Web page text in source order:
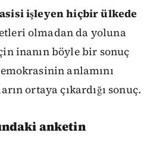
işleyen hiçbir ülkede
olmadan da yoluna
inanın böyle bir sonuç
anlamını
ortaya çıkardığı sonuç.
anketin